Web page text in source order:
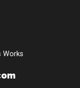
Works